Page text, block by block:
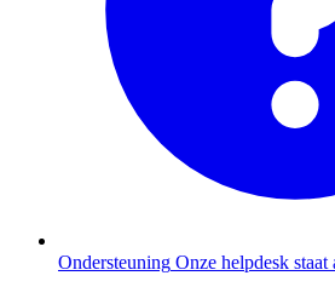
Ondersteuning Onze helpdesk